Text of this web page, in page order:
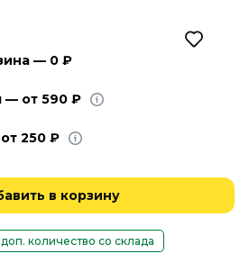
— 0 ₽
— от 590 ₽
250 ₽
в корзину
количество со склада